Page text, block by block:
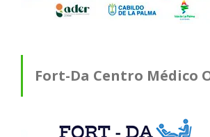
Fort-Da Centro Médico